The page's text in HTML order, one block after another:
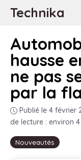
AllerTechnika
Nouveautés
hausse
ne pas
par la
Publié le 4 février
de lecture : environ